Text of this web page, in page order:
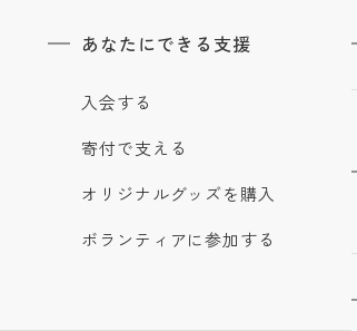
あなたにできる支援
入会する
寄付で支える
オリジナルグッズを購入
ボランティアに参加する